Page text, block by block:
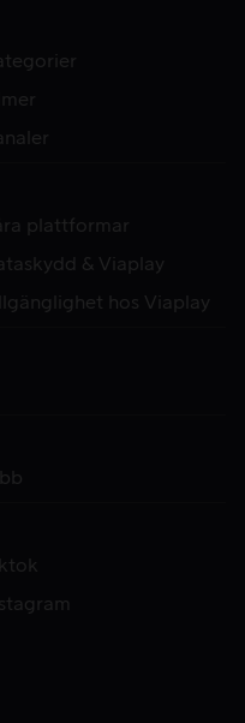
plattformar
& Viaplay
hos Viaplay